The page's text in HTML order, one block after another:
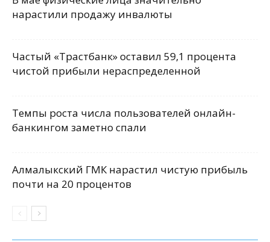
нарастили продажу инвалюты
Частый «Трастбанк» оставил 59,1 процента
чистой прибыли нераспределенной
Темпы роста числа пользователей онлайн-
банкингом заметно спали
Алмалыкский ГМК нарастил чистую прибыль
почти на 20 процентов